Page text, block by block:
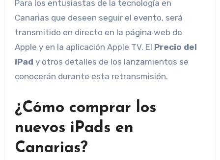
Para los entusiastas de la tecnología en
Canarias que deseen seguir el evento, será
transmitido en directo en la página web de
Apple y en la aplicación Apple TV. El Precio del
iPad y otros detalles de los lanzamientos se
conocerán durante esta retransmisión.
¿Cómo comprar los
nuevos iPads en
Canarias?